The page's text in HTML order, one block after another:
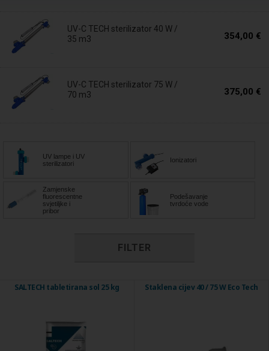
UV-C TECH sterilizator 40 W /
35 m3
354,00 €
UV-C TECH sterilizator 75 W /
70 m3
375,00 €
UV lampe i UV
sterilizatori
Ionizatori
Zamjenske
fluorescentne
svjetiljke i
pribor
Podešavanje
tvrdoće vode
FILTER
SALTECH tabletirana sol 25 kg Staklena cijev 40 / 75 W Eco Tech